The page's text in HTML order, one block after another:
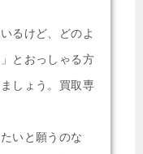
るけど、どのよ
とおっしゃる方
しょう。買取専
いと願うのな